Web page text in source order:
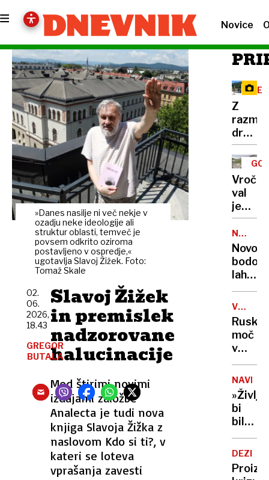
Novice
»Danes nasilje ni več nekje v
ozadju neke ideologije ali
struktur oblasti, temveč je
povsem odkrito oziroma
postavljeno v ospredje,«
ugotavlja Slavoj Žižek. Foto:
Tomaž Skale
Slavoj Žižek
in premislek
nadzorovane
halucinacije
Med štirimi novimi
izdajami založbe
Analecta je tudi nova
knjiga Slavoja Žižka z
naslovom Kdo si ti?, v
kateri se loteva
vprašanja zavesti
02.
06.
2026,
18.43
GREGOR
BUTALA
Z
na
Vršič
leze
vsak,
ki
ozadje
za
selfije
val
je
gore,
zaradi
vode
v
kočah
bodo
lahko
že v
VOJNA
V
Ruska
moč
v
Tihem
vajo
in
bi
bilo
97-
letnica
z